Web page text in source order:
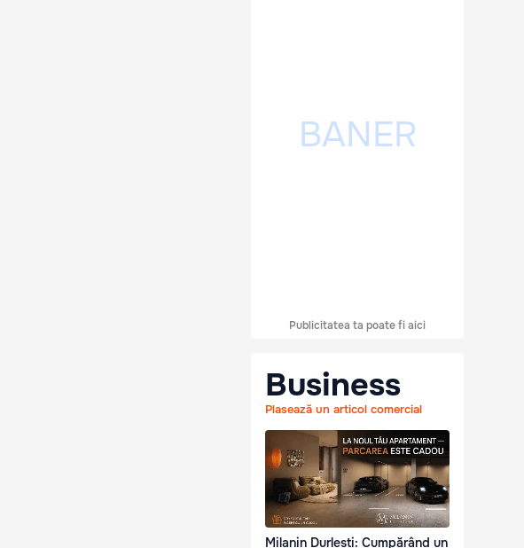
Publicitatea ta poate fi aici
Business
Plasează un articol comercial
Milanin Durlești: Cumpărând un